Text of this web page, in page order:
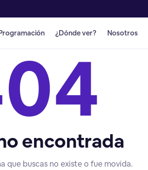
¿Dónde ver? Nosotros
encontrada
que buscas no existe o fue movida.